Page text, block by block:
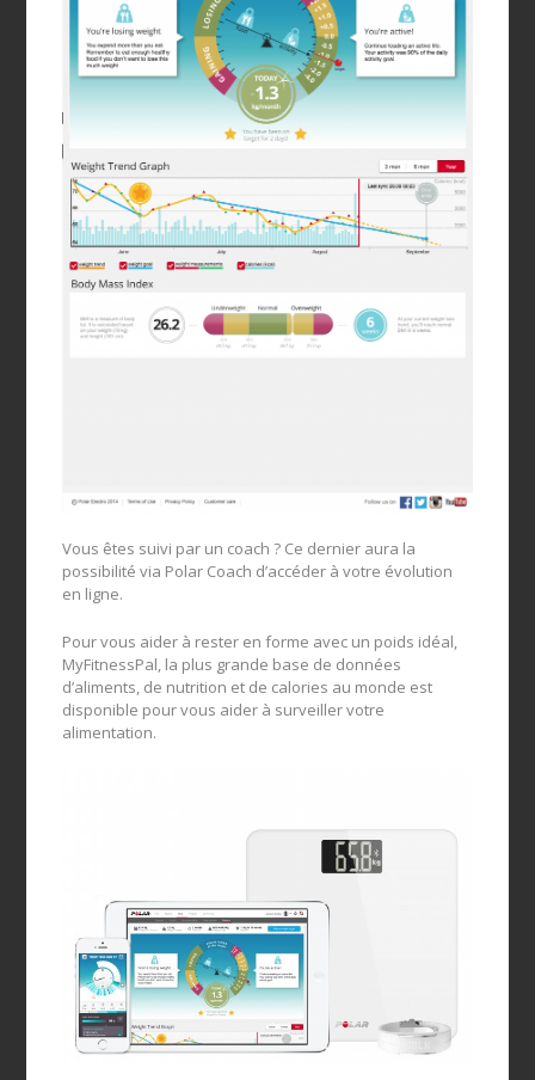
Vous êtes suivi par un coach ? Ce dernier aura la
possibilité via Polar Coach d’accéder à votre évolution
en ligne.
Pour vous aider à rester en forme avec un poids idéal,
MyFitnessPal, la plus grande base de données
d’aliments, de nutrition et de calories au monde est
disponible pour vous aider à surveiller votre
alimentation.